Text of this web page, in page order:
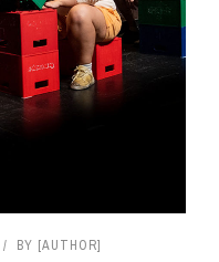
BY [AUTHOR]